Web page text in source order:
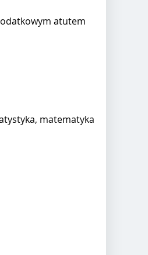
atutem
matematyka